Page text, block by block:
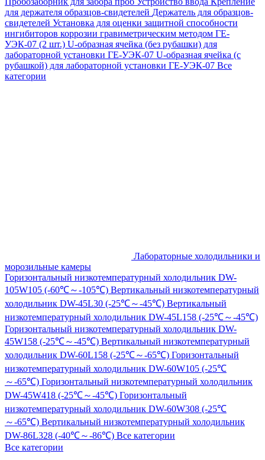
для держателя образцов-свидетелей Держатель для образцов-
свидетелей Установка для оценки защитной способности
ингибиторов коррозии гравиметрическим методом ГЕ-
УЭК-07 (2 шт.) U-образная ячейка (без рубашки) для
лабораторной установки ГЕ-УЭК-07 U-образная ячейка (с
рубашкой) для лабораторной установки ГЕ-УЭК-07 Все
категории
Лабораторные холодильники и
морозильные камеры
Горизонтальный низкотемпературный холодильник DW-
105W105 (-60℃～-105℃) Вертикальный низкотемпературный
холодильник DW-45L30 (-25℃～-45℃) Вертикальный
низкотемпературный холодильник DW-45L158 (-25℃～-45℃)
Горизонтальный низкотемпературный холодильник DW-
45W158 (-25℃～-45℃) Вертикальный низкотемпературный
холодильник DW-60L158 (-25℃～-65℃) Горизонтальный
низкотемпературный холодильник DW-60W105 (-25℃
～-65℃) Горизонтальный низкотемпературный холодильник
DW-45W418 (-25℃～-45℃) Горизонтальный
низкотемпературный холодильник DW-60W308 (-25℃
～-65℃) Вертикальный низкотемпературный холодильник
DW-86L328 (-40℃～-86℃) Все категории
Все категории